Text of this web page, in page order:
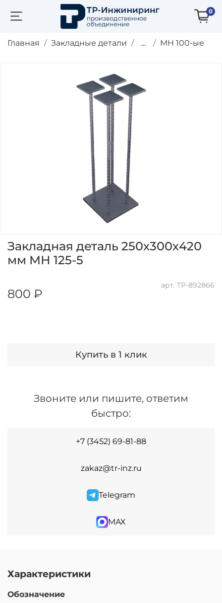
0
Главная Закладные детали ... МН 100-ые
арт. ТР-892866
Закладная деталь 250х300х420
мм МН 125-5
800 ₽
Купить в 1 клик
Звоните или пишите, ответим
быстро:
+7 (3452) 69-81-88
zakaz@tr-inz.ru
Telegram
MAX
Характеристики
Обозначение